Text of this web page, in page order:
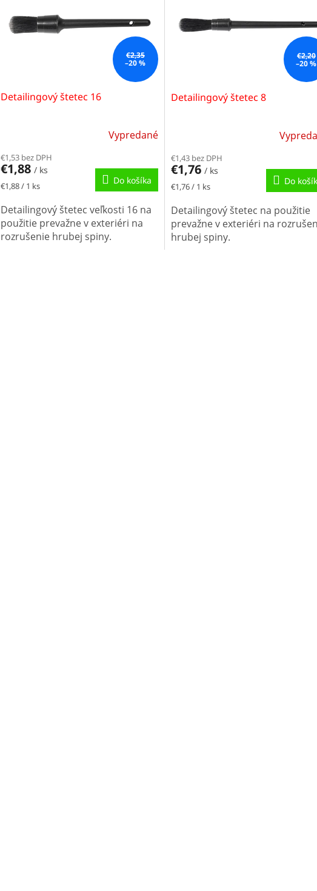
€2,35
–20 %
Detailingový štetec 16
Vypredané
€1,53 bez DPH
€1,88 / ks
Jednotková
€1,88 / 1 ks Do košíka
Detailingový štetec veľkosti 16 na
použitie prevažne v exteriéri na
rozrušenie hrubej spiny.
€2,20
–20 %
Detailingový štetec 8
€1,43 bez DPH
€1,76 / ks
Jednotková
€1,76 / 1 ks Do
Detailingový štetec na použitie
prevažne v exteriéri na
hrubej spiny.